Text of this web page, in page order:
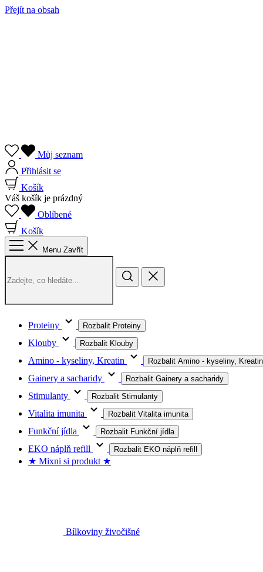
Přejít na obsah
Můj seznam
Přihlásit se
Košík
Váš košík je prázdný
Oblíbené
Košík
Menu Zavřít
Proteiny Rozbalit Proteiny
Klouby Rozbalit Klouby
Amino - kyseliny, Kreatin Rozbalit Amino - kyseliny, Kreatin
Gainery a sacharidy Rozbalit Gainery a sacharidy
Stimulanty Rozbalit Stimulanty
Vitalita imunita Rozbalit Vitalita imunita
Funkční jídla Rozbalit Funkční jídla
EKO náplň refill Rozbalit EKO náplň refill
★ Mixni si produkt ★
Bílkoviny živočišné